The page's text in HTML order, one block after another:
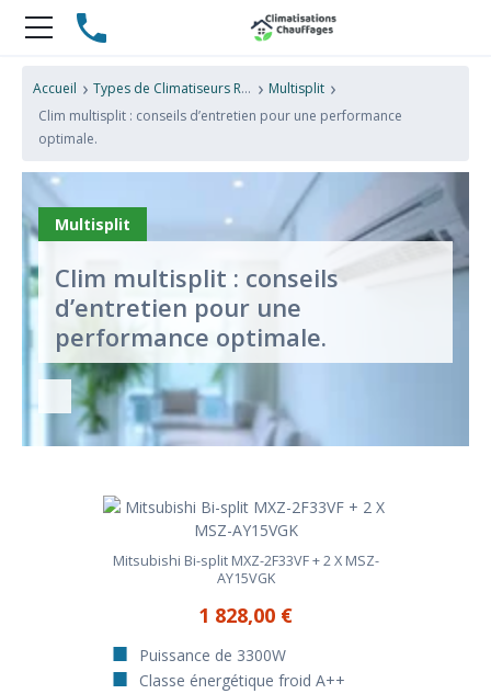
Multisplit
Clim multisplit : conseils
d’entretien pour une
performance optimale.
Accueil › Types de Climatiseurs Réversibles › Multisplit ›
Clim multisplit : conseils d’entretien pour une performance
optimale.
Mitsubishi Bi-split MXZ-2F33VF + 2 X MSZ-
AY15VGK
1 828,00 €
Puissance de 3300W
Classe énergétique froid A++